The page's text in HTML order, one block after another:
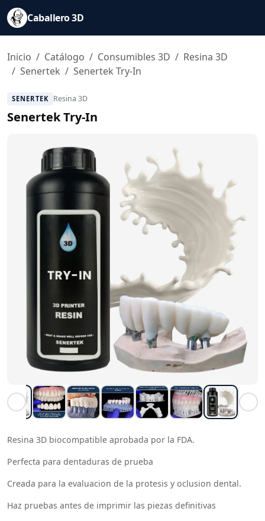
Saltar al contenido principal
Caballero 3D
Inicio Catálogo Consumibles 3D
Resina 3D
Senertek
Senertek Try-In
SENERTEK Resina 3D
Senertek Try-In
Resina 3D biocompatible aprobada por la FDA.
Perfecta para dentaduras de prueba
Creada para la evaluacion de la protesis y oclusion dental.
Haz pruebas antes de imprimir las piezas definitivas